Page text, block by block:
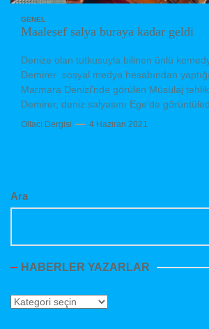
GENEL
Maalesef salya buraya kadar geldi
Denize olan tutkusuyla bilinen ünlü
Demirer sosyal medya hesabından
Marmara Denizi'nde görülen Müsülaj
Demirer, deniz salyasını Ege'de
Oltacı Dergisi 4 Haziran 2021
Ara
HABERLER YAZARLAR
Haberler